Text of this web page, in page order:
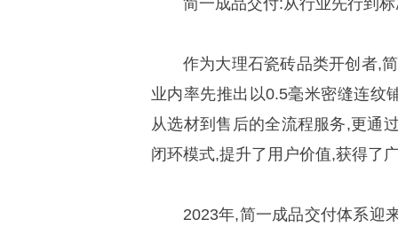
简一成品交付:从行业先行到
作为大理石瓷砖品类开创者,
业内率先推出以0.5毫米密缝连纹
从选材到售后的全流程服务,更通
闭环模式,提升了用户价值,获得了
2023年,简一成品交付体系